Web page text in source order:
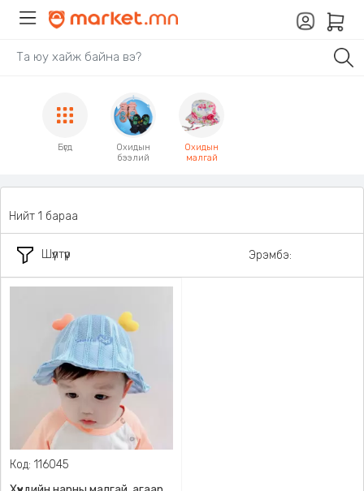
Бүгд
Охидын
бээлий
Охидын
малгай
Шүүлтүүр
Нийт 1 бараа
Эрэмбэ:
Код: 116045